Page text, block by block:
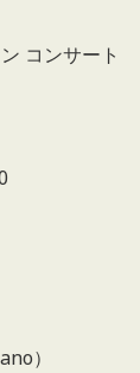
コンサート
）